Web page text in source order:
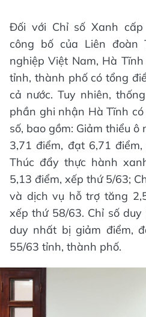
Đối với Chỉ số Xanh
công bố của Liên đoàn
nghiệp Việt Nam, Hà
tỉnh, thành phố có tổng
cả nước. Tuy nhiên,
phần ghi nhận Hà Tĩnh
số, bao gồm: Giảm thiểu
3,71 điểm, đạt 6,71
Thúc đẩy thực hành
5,13 điểm, xếp thứ 5/63;
và dịch vụ hỗ trợ tăng
xếp thứ 58/63. Chỉ số
duy nhất bị giảm điểm,
55/63 tỉnh, thành phố.